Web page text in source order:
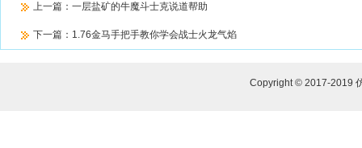
上一篇： 一层盐矿的牛魔斗士克说道帮助
下一篇： 1.76金马手把手教你学会战士火龙气焰
Copyright © 2017-2019